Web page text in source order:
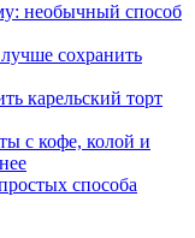
необычный способ
сохранить
карельский торт
с кофе, колой и
способа